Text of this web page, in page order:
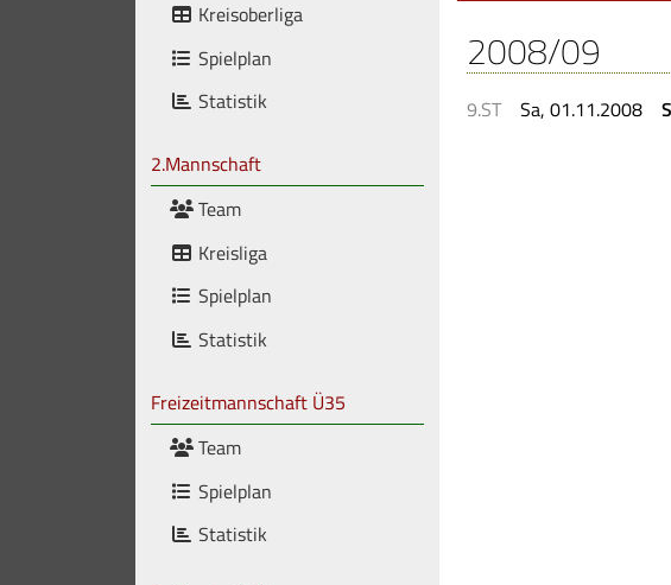
Kreisoberliga
Spielplan
Statistik
2.Mannschaft
Team
Kreisliga
Spielplan
Statistik
Freizeitmannschaft Ü35
Team
Spielplan
Statistik
2008/09
9.ST Sa, 01.11.2008